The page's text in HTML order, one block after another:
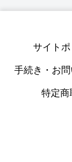
サイト
手続き・お
特定商